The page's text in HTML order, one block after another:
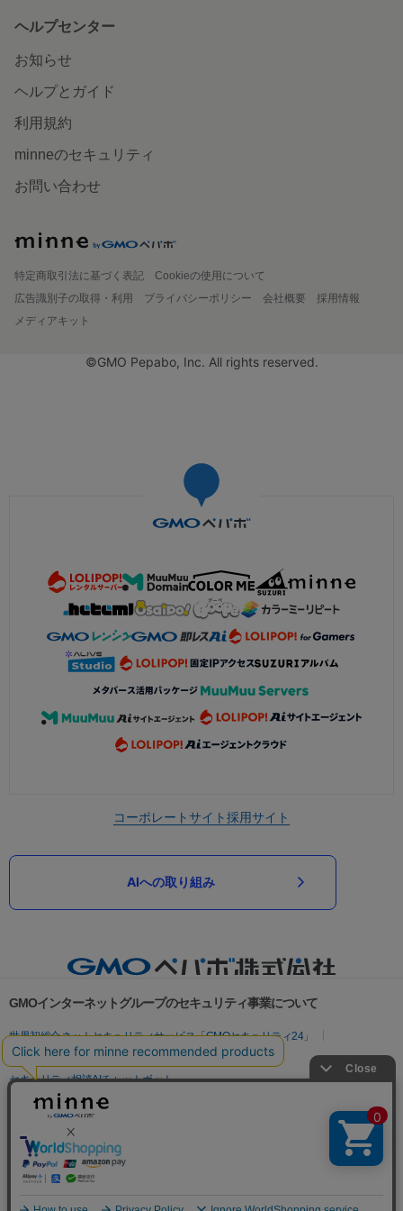
ヘルプセンター
お知らせ
ヘルプとガイド
利用規約
minneのセキュリティ
お問い合わせ
特定商取引法に基づく表記
Cookieの使用について
広告識別子の取得・利用
プライバシーポリシー 会社概要
採用情報
メディアキット
©GMO Pepabo, Inc. All rights reserved.
コーポレートサイト採用サイト
AIへの取り組み
GMOインターネットグループのセキュリティ事業について
世界初総合ネットセキュリティサービス「GMOセキュリティ24」
パスワード漏洩診断
Webサイトリスク診断
セキュリティ相談AIチャットボット
実在証明・盗聴対策
サイバー攻撃対策（GMO Flatt Security）
セキュリティ事業の軌跡